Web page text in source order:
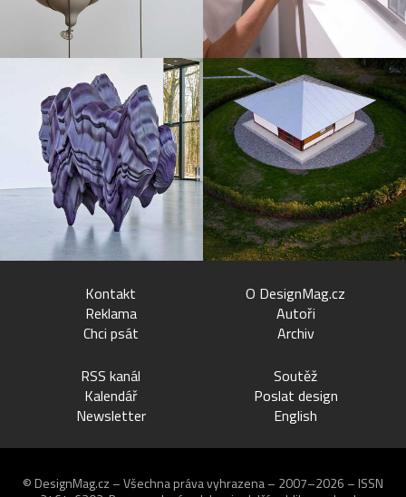
Kontakt
Reklama
Chci psát
O DesignMag.cz
Autoři
Archiv
RSS kanál
Kalendář
Newsletter
Soutěž
Poslat design
English
© DesignMag.cz – Všechna práva vyhrazena – 2007–2026 – ISSN